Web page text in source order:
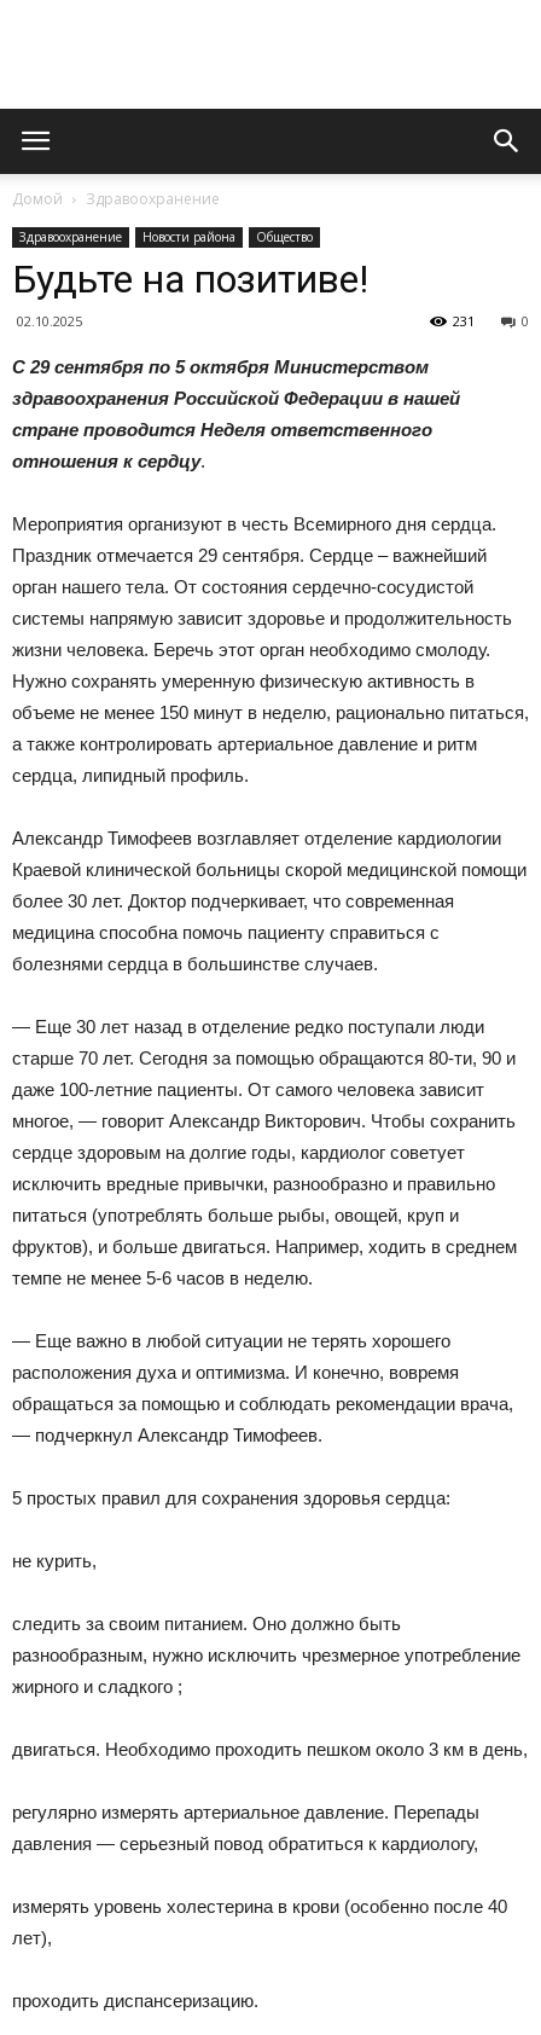
Официальный
«Вперед»
|
Тюменцевский
Домой Здравоохранение
Здравоохранение Новости района Общество
Будьте на позитиве!
02.10.2025 0
231
С 29 сентября по 5 октября Министерством
здравоохранения Российской Федерации в нашей
стране проводится Неделя ответственного
отношения к сердцу.
Мероприятия организуют в честь Всемирного дня сердца.
Праздник отмечается 29 сентября. Сердце – важнейший
орган нашего тела. От состояния сердечно-сосудистой
системы напрямую зависит здоровье и продолжительность
жизни человека. Беречь этот орган необходимо смолоду.
Нужно сохранять умеренную физическую активность в
объеме не менее 150 минут в неделю, рационально питаться,
а также контролировать артериальное давление и ритм
сердца, липидный профиль.
Александр Тимофеев возглавляет отделение кардиологии
Краевой клинической больницы скорой медицинской помощи
более 30 лет. Доктор подчеркивает, что современная
медицина способна помочь пациенту справиться с
болезнями сердца в большинстве случаев.
— Еще 30 лет назад в отделение редко поступали люди
старше 70 лет. Сегодня за помощью обращаются 80-ти, 90 и
даже 100-летние пациенты. От самого человека зависит
многое, — говорит Александр Викторович. Чтобы сохранить
сердце здоровым на долгие годы, кардиолог советует
исключить вредные привычки, разнообразно и правильно
питаться (употреблять больше рыбы, овощей, круп и
фруктов), и больше двигаться. Например, ходить в среднем
темпе не менее 5-6 часов в неделю.
— Еще важно в любой ситуации не терять хорошего
расположения духа и оптимизма. И конечно, вовремя
обращаться за помощью и соблюдать рекомендации врача,
— подчеркнул Александр Тимофеев.
5 простых правил для сохранения здоровья сердца:
не курить,
следить за своим питанием. Оно должно быть
разнообразным, нужно исключить чрезмерное употребление
жирного и сладкого ;
двигаться. Необходимо проходить пешком около 3 км в день,
регулярно измерять артериальное давление. Перепады
давления — серьезный повод обратиться к кардиологу,
измерять уровень холестерина в крови (особенно после 40
лет),
проходить диспансеризацию.